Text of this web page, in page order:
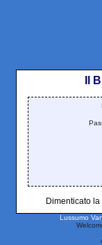
Il
Dimenticato la
Lussumo